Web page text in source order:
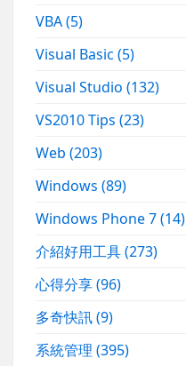
VBA(5)
Visual Basic(5)
Visual Studio(132)
VS2010 Tips(23)
Web(203)
Windows(89)
Windows Phone 7(14)
介紹好用工具(273)
心得分享(96)
多奇快訊(9)
系統管理(395)